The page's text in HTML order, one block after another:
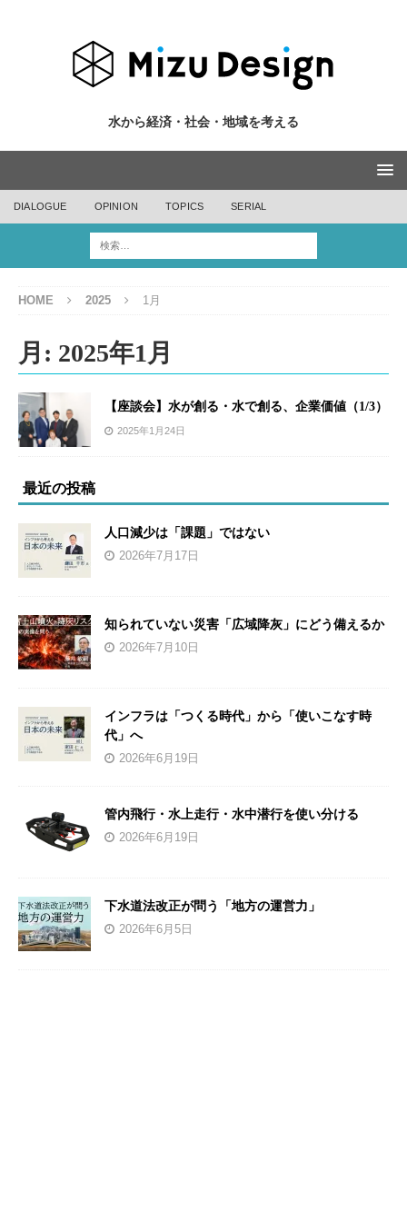
水から経済・社会・地域を考える
DIALOGUE OPINION TOPICS SERIAL
HOME 2025 1月
月: 2025年1月
【座談会】水が創る・水で創る、企業価値（1/3）
2025年1月24日
最近の投稿
人口減少は「課題」ではない
2026年7月17日
知られていない災害「広域降灰」にどう備えるか
2026年7月10日
インフラは「つくる時代」から「使いこなす時
代」へ
2026年6月19日
管内飛行・水上走行・水中潜行を使い分ける
2026年6月19日
下水道法改正が問う「地方の運営力」
2026年6月5日